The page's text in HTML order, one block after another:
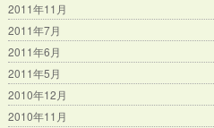
2011年11月
2011年7月
2011年6月
2011年5月
2010年12月
2010年11月